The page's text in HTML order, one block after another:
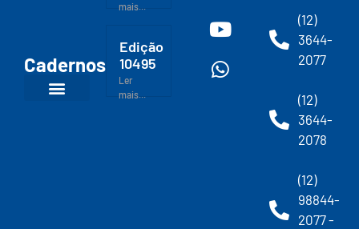
Cadernos
mais...
Edição
10495
Ler
mais...
(12)
3644-
2077
(12)
3644-
2078
(12)
98844-
2077 -